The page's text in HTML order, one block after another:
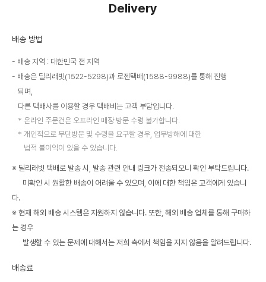
Delivery
배송 방법
배송 지역 : 대한민국 전 지역
배송은 딜리래빗(1522-5298)과 로젠택배(1588-9988)를 통해 진행
되며,
다른 택배사를 이용할 경우 택배비는 고객 부담입니다.
온라인 주문건은 오프라인 매장 방문 수령 불가합니다.
개인적으로 무단방문 및 수령을 요구할 경우, 업무방해에 대한
법적 불이익이 있을 수 있습니다.
※ 딜리래빗 택배로 발송 시, 발송 관련 안내 링크가 전송되오니 확인 부탁드립니다.
미확인 시 원활한 배송이 어려울 수 있으며, 이에 대한 책임은 고객에게 있습니
다.
※ 현재 해외 배송 시스템은 지원하지 않습니다. 또한, 해외 배송 업체를 통해 구매하
는 경우
발생할 수 있는 문제에 대해서는 저희 측에서 책임을 지지 않음을 알려드립니다.
배송료